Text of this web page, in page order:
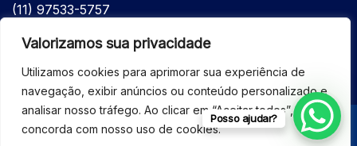
Valorizamos sua privacidade
Utilizamos cookies para aprimorar sua experiência de
navegação, exibir anúncios ou conteúdo personalizado e
analisar nosso tráfego. Ao clicar em “Aceitar todos”, você
concorda com nosso uso de cookies.
(11) 97533-5757
(62) 98610-7777
© 2026 - ASSISTÊNCIA TÉCNICA ESPECIALIZADA
Posso ajudar?